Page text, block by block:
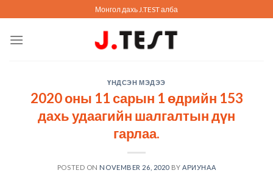
to
content
Монгол дахь J.TEST алба
ҮНДСЭН МЭДЭЭ
2020 оны 11 сарын 1 өдрийн 153
дахь удаагийн шалгалтын дүн
гарлаа.
POSTED ON NOVEMBER 26, 2020BY АРИУНАА